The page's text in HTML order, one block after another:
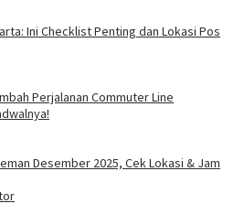
Ini Checklist Penting dan Lokasi Pos
Perjalanan Commuter Line
Desember 2025, Cek Lokasi & Jam